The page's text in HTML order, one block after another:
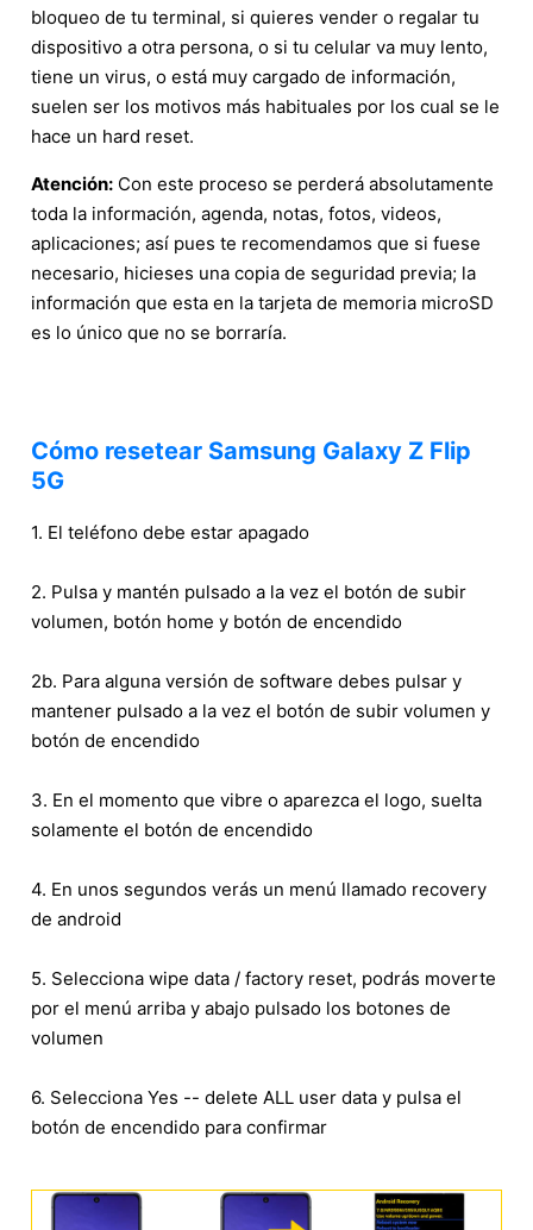
bloqueo de tu terminal, si quieres vender o regalar tu
dispositivo a otra persona, o si tu celular va muy lento,
tiene un virus, o está muy cargado de información,
suelen ser los motivos más habituales por los cual se le
hace un hard reset.
Atención: Con este proceso se perderá absolutamente
toda la información, agenda, notas, fotos, videos,
aplicaciones; así pues te recomendamos que si fuese
necesario, hicieses una copia de seguridad previa; la
información que esta en la tarjeta de memoria microSD
es lo único que no se borraría.
Cómo resetear Samsung Galaxy Z Flip
5G
1. El teléfono debe estar apagado
2. Pulsa y mantén pulsado a la vez el botón de subir
volumen, botón home y botón de encendido
2b. Para alguna versión de software debes pulsar y
mantener pulsado a la vez el botón de subir volumen y
botón de encendido
3. En el momento que vibre o aparezca el logo, suelta
solamente el botón de encendido
4. En unos segundos verás un menú llamado recovery
de android
5. Selecciona wipe data / factory reset, podrás moverte
por el menú arriba y abajo pulsado los botones de
volumen
6. Selecciona Yes -- delete ALL user data y pulsa el
botón de encendido para confirmar